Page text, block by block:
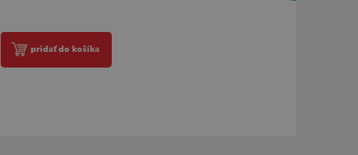
pridať do košíka